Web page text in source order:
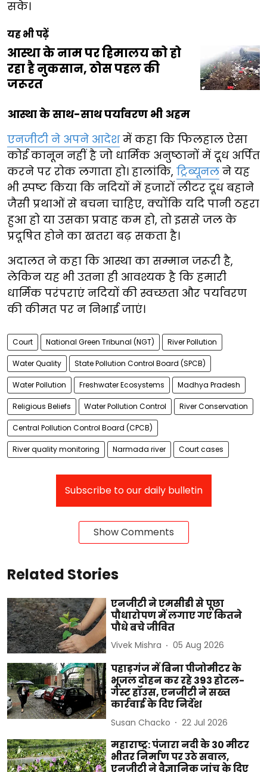
सके।
यह भी पढ़ें
आस्था के नाम पर हिमालय को हो
रहा है नुकसान, ठोस पहल की
जरूरत
आस्था के साथ-साथ पर्यावरण भी अहम
एनजीटी ने अपने आदेशमें कहा कि फिलहाल ऐसा
कोई कानून नहीं है जो धार्मिक अनुष्ठानों में दूध अर्पित
करने पर रोक लगाता हो। हालांकि, ट्रिब्यूनल ने यह
भी स्पष्ट किया कि नदियों में हजारों लीटर दूध बहाने
जैसी प्रथाओं से बचना चाहिए, क्योंकि यदि पानी ठहरा
हुआ हो या उसका प्रवाह कम हो, तो इससे जल के
प्रदूषित होने का खतरा बढ़ सकता है।
अदालत ने कहा कि आस्था का सम्मान जरूरी है,
लेकिन यह भी उतना ही आवश्यक है कि हमारी
धार्मिक परंपराएं नदियों की स्वच्छता और पर्यावरण
की कीमत पर न निभाई जाएं।
Court National Green Tribunal (NGT) River Pollution
Water Quality State Pollution Control Board (SPCB)
Water Pollution Freshwater Ecosystems Madhya Pradesh
Religious Beliefs Water Pollution Control River Conservation
Central Pollution Control Board (CPCB)
River quality monitoring Narmada river Court cases
Subscribe to our daily bulletin
Show Comments
Related Stories
एनजीटी ने एमसीडी से पूछा
पौधारोपण में लगाए गए कितने
पौधे बचे जीवित
Vivek Mishra 05 Aug 2026
पहाड़गंज में बिना पीजोमीटर के
भूजल दोहन कर रहे 393 होटल-
गेस्ट हॉउस, एनजीटी ने सख्त
कार्रवाई के दिए निर्देश
Susan Chacko 22 Jul 2026
महाराष्ट्र: पंजारा नदी के 30 मीटर
भीतर निर्माण पर उठे सवाल,
एनजीटी ने वैज्ञानिक जांच के दिए